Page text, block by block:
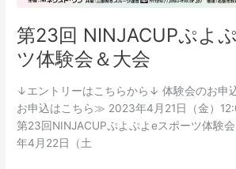
第23回 NINJACUPぷよ
ツ体験会＆大会
↓エントリーはこちらから↓ 体験会のお申
お申込はこちら≫ 2023年4月21日（金）
第23回NINJACUPぷよぷよeスポーツ体験
年4月22日（土